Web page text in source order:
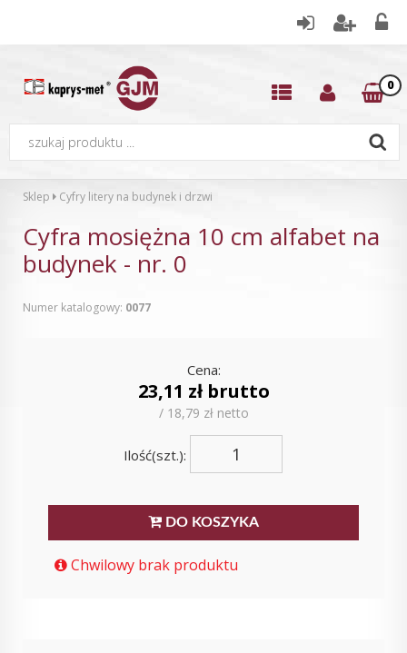
0
Sklep Cyfry litery na budynek i drzwi
Cyfra mosiężna 10 cm alfabet na
budynek - nr. 0
Numer katalogowy: 0077
Cena:
23,11 zł brutto
/ 18,79 zł netto
Ilość(szt.):
DO KOSZYKA
Chwilowy brak produktu